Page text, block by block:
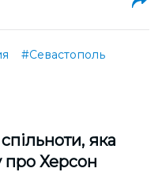
#Севастополь
яка
про Херсон